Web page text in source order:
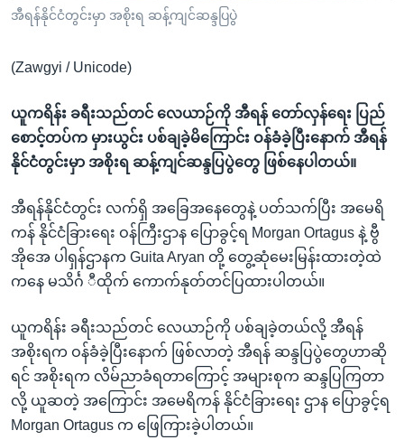
ကြည့်
ရှာဖွေ
နေရာ
သို့
ကျော်
အီရန်နိုင်ငံတွင်းမှာ အစိုးရ ဆန့်ကျင်ဆန္ဒပြပွဲ
(Zawgyi / Unicode)
ယူကရိန်း ခရီးသည်တင် လေယာဉ်ကို အီရန် တော်လှန်ရေး ပြည်
စောင့်တပ်က မှားယွင်း ပစ်ချခဲ့မိကြောင်း ဝန်ခံခဲ့ပြီးနောက် အီရန်
နိုင်ငံတွင်းမှာ အစိုးရ ဆန့်ကျင်ဆန္ဒပြပွဲတွေ ဖြစ်နေပါတယ်။
အီရန်နိုင်ငံတွင်း လက်ရှိ အခြေအနေတွေနဲ့ ပတ်သက်ပြီး အမေရိ
ကန် နိုင်ငံခြားရေး ဝန်ကြီးဌာန ပြောခွင့်ရ Morgan Ortagus နဲ့ ဗွီ
အိုအေ ပါရှန်ဌာနက Guita Aryan တို့ တွေ့ဆုံမေးမြန်းထားတဲ့ထဲ
ကနေ မသိင်္ဂ ီထိုက် ကောက်နုတ်တင်ပြထားပါတယ်။
ယူကရိန်း ခရီးသည်တင် လေယာဉ်ကို ပစ်ချခဲ့တယ်လို့ အီရန်
အစိုးရက ဝန်ခံခဲ့ပြီးနောက် ဖြစ်လာတဲ့ အီရန် ဆန္ဒပြပွဲတွေဟာဆို
ရင် အစိုးရက လိမ်ညာခံရတာကြောင့် အများစုက ဆန္ဒပြကြတာ
လို့ ယူဆတဲ့ အကြောင်း အမေရိကန် နိုင်ငံခြားရေး ဌာန ပြောခွင့်ရ
Morgan Ortagus က ဖြေကြားခဲ့ပါတယ်။